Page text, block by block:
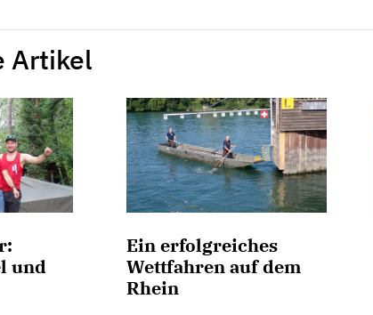
Artikel
und
Ein erfolgreiches
Wettfahren auf dem
Rhein